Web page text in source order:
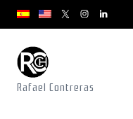
Saltar
contenido
youtube.com
youtube.com
x.com/instagram.com
Rafael Contreras